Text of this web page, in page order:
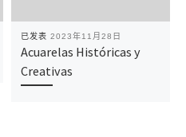
已发表 2023年11月28日
Acuarelas Históricas y
Creativas